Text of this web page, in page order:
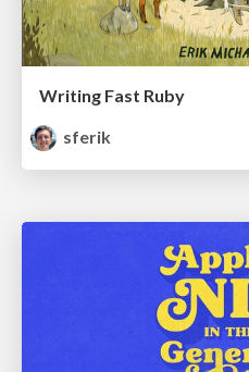
Writing Fast Ruby
sferik